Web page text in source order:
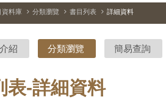
資料庫 分類瀏覽 書目列表 詳細資料
紹 分類瀏覽 簡易查詢
表-詳細資料